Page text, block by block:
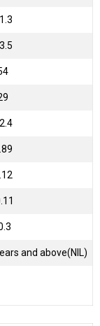
and above(NIL)